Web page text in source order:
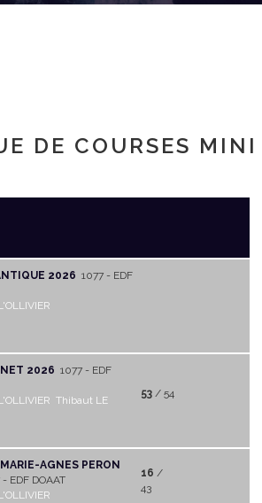
DE COURSES MINI
2026 1077 - EDF
2026 1077 - EDF
Thibaut LE
53/ 54
AGNES PERON
- EDF DOAAT
16 /
43